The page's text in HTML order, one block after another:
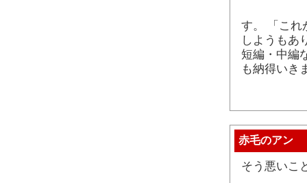
す。 「これ
しようもあ
短編・中編
も納得いき
赤毛のアン
そう悪いこ